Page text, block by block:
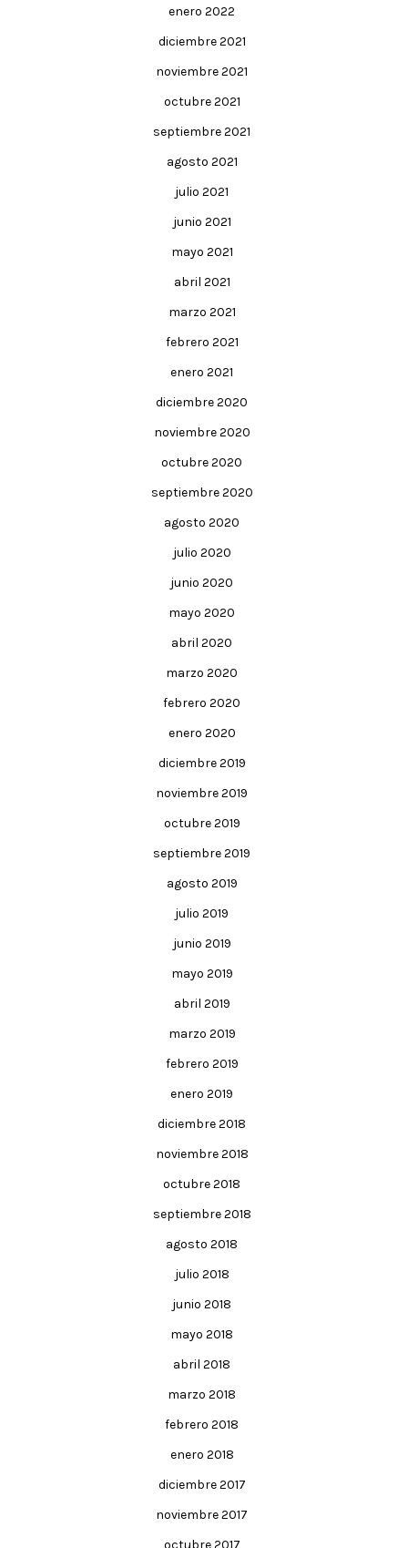
enero 2022
diciembre 2021
noviembre 2021
octubre 2021
septiembre 2021
agosto 2021
julio 2021
junio 2021
mayo 2021
abril 2021
marzo 2021
febrero 2021
enero 2021
diciembre 2020
noviembre 2020
octubre 2020
septiembre 2020
agosto 2020
julio 2020
junio 2020
mayo 2020
abril 2020
marzo 2020
febrero 2020
enero 2020
diciembre 2019
noviembre 2019
octubre 2019
septiembre 2019
agosto 2019
julio 2019
junio 2019
mayo 2019
abril 2019
marzo 2019
febrero 2019
enero 2019
diciembre 2018
noviembre 2018
octubre 2018
septiembre 2018
agosto 2018
julio 2018
junio 2018
mayo 2018
abril 2018
marzo 2018
febrero 2018
enero 2018
diciembre 2017
noviembre 2017
octubre 2017